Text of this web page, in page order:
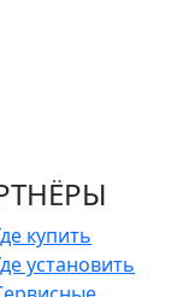
купить
установить